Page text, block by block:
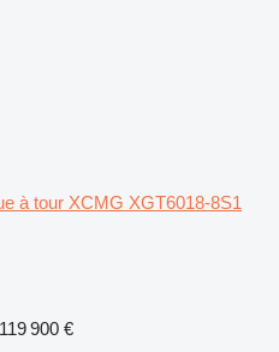
à tour XCMG XGT6018-8S1
900 €